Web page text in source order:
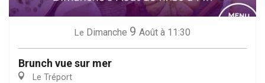
Le Dimanche 9 Août à 11:30
Brunch vue sur mer
Le Tréport